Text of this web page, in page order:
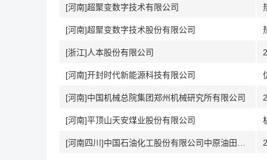
[河南]超聚变数字技术有限公司
[河南]超聚变数字技术股份有限公司
[浙江]人本股份有限公司
[河南]开封时代新能源科技有限公司
[河南]中国机械总院集团郑州机械研究所有限公司
[河南]平顶山天安煤业股份有限公司